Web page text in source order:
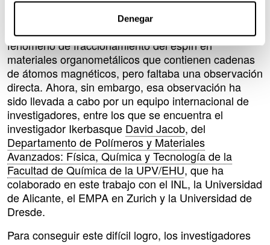
Denegar
complicada por varios motivos, empezando por el
hecho de que no existen materiales
unidimensionales. Había evidencia indirecta del
fenómeno de fraccionamiento del espín en
materiales organometálicos que contienen cadenas
de átomos magnéticos, pero faltaba una observación
directa. Ahora, sin embargo, esa observación ha
sido llevada a cabo por un equipo internacional de
investigadores, entre los que se encuentra el
investigador Ikerbasque David Jacob, del
Departamento de Polímeros y Materiales
Avanzados: Física, Química y Tecnología de la
Facultad de Química de la UPV/EHU, que ha
colaborado en este trabajo con el INL, la Universidad
de Alicante, el EMPA en Zurich y la Universidad de
Dresde.
Para conseguir este difícil logro, los investigadores